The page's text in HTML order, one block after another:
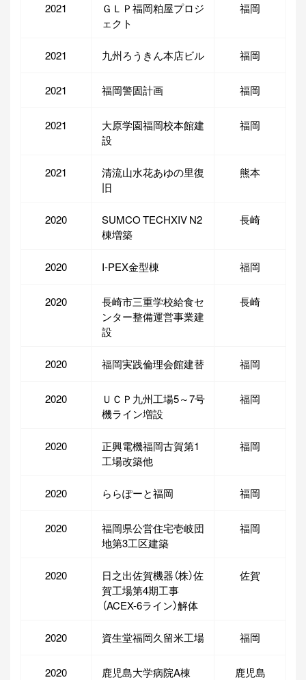
2021
ＧＬＰ福岡粕屋プロジ
ェクト
福岡
2021 九州ろうきん本店ビル 福岡
2021 福岡警固計画 福岡
2021
大原学園福岡校本館建
設
福岡
2021
清流山水花あゆの里復
旧
熊本
2020
SUMCO TECHXIV N2
棟増築
長崎
2020 I-PEX金型棟 福岡
2020
長崎市三重学校給食セ
ンター整備運営事業建
設
長崎
2020 福岡実践倫理会館建替 福岡
2020
ＵＣＰ九州工場5～7号
機ライン増設
福岡
2020
正興電機福岡古賀第1
工場改築他
福岡
2020 ららぽーと福岡 福岡
2020
福岡県公営住宅壱岐団
地第3工区建築
福岡
2020
日之出佐賀機器（株）佐
賀工場第4期工事
（ACEX-6ライン）解体
佐賀
2020 資生堂福岡久留米工場 福岡
2020 鹿児島大学病院A棟 鹿児島